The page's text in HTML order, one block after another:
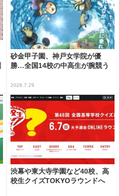
砂金甲子園、神戸女学院が優
勝…全国14校の中高生が腕競う
2026.7.29
渋幕や東大寺学園など40校、高
校生クイズTOKYOラウンドへ